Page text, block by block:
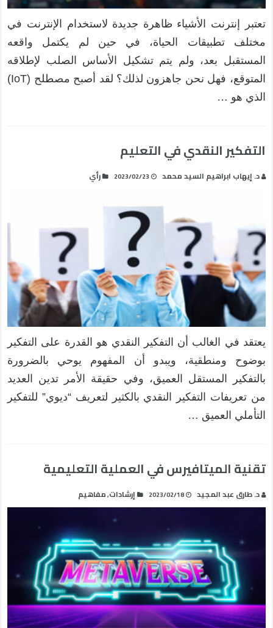
تعتبر إنترنت الأشياء ظاهرة جديدة لاستخدام الإنترنت في
مختلف تطبيقات الحياة، في حين لم يكتمل واقعه
المستقبل بعد، ولم يتم تشكيل الأساس الصلب لإطلاقه
المتوقع، فهل نحن جاهزون لذلك؟ لقد أصبح مصطلح (IoT)
الذي هو …
التفكير النقدي في التعليم
د. إيهاب ابراهيم السيد محمد 2023/02/23 رأي
يعتقد في الغالب أن التفكير النقدي هو القدرة على التفكير
بوضوح ومنطقية، ويبدو أن المفهوم يوحي بالضرورة
بالتفكير المستقل العميق، وفي حقيقة الأمر تدين العديد
من تعريفات التفكير النقدي بالكثير لتعريف “ديوي” للتفكير
التأملي العميق …
تقنية الميتافيرس في العملية التعليمية
د. طارق عبد المجيد 2023/02/18 إرشادات,مفاهيم